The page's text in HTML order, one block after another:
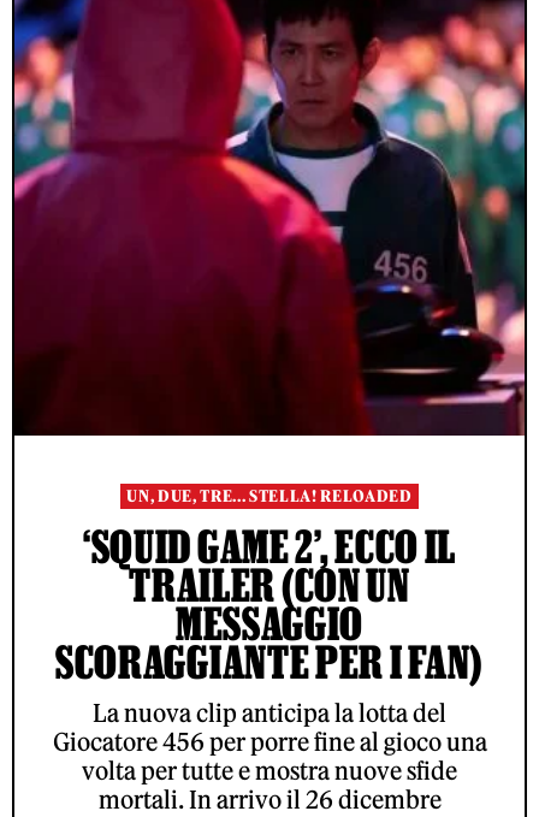
UN, DUE, TRE... STELLA! RELOADED
‘SQUID GAME 2’, ECCO IL
TRAILER (CON UN
MESSAGGIO
SCORAGGIANTE PER I FAN)
La nuova clip anticipa la lotta del
Giocatore 456 per porre fine al gioco una
volta per tutte e mostra nuove sfide
mortali. In arrivo il 26 dicembre